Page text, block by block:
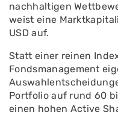
nachhaltigen
weist eine
USD auf.
Statt einer reinen
Fondsmanagement
Portfolio auf rund 60
einen hohen Active